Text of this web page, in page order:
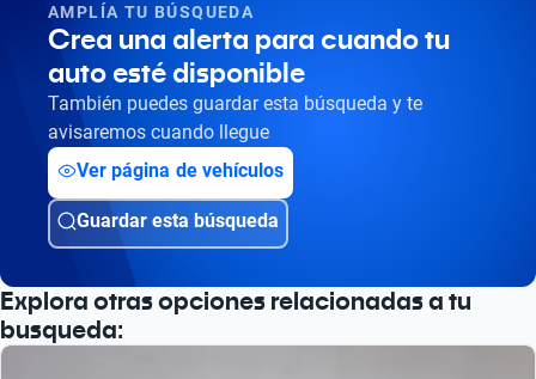
Busca por año
AMPLÍA TU BÚSQUEDA
Crea una alerta para cuando tu
auto esté disponible
También puedes guardar esta búsqueda y te
avisaremos cuando llegue
Ver página de vehículos
Guardar esta búsqueda
Explora otras opciones relacionadas a tu
busqueda: